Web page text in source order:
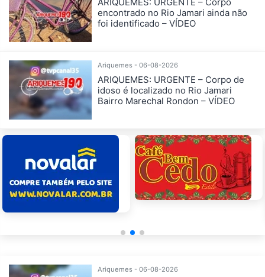
encontrado no Rio Jamari ainda não
foi identificado – VÍDEO
Ariquemes - 06-08-2026
ARIQUEMES: URGENTE – Corpo de
idoso é localizado no Rio Jamari
Bairro Marechal Rondon – VÍDEO
Ariquemes - 06-08-2026